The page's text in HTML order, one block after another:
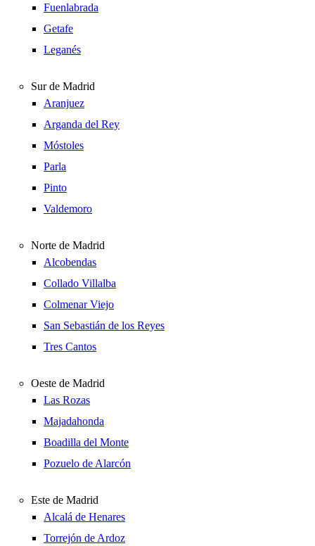
Fuenlabrada
Getafe
Leganés
Sur de Madrid
Aranjuez
Arganda del Rey
Móstoles
Parla
Pinto
Valdemoro
Norte de Madrid
Alcobendas
Collado Villalba
Colmenar Viejo
San Sebastián de los Reyes
Tres Cantos
Oeste de Madrid
Las Rozas
Majadahonda
Boadilla del Monte
Pozuelo de Alarcón
Este de Madrid
Alcalá de Henares
Torrejón de Ardoz